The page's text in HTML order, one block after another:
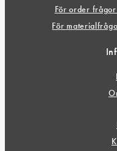
För order
För